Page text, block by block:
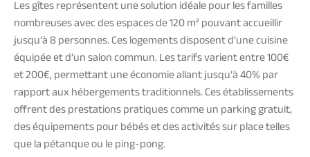
Les gîtes représentent une solution idéale pour les familles
nombreuses avec des espaces de 120 m² pouvant accueillir
jusqu’à 8 personnes. Ces logements disposent d’une cuisine
équipée et d’un salon commun. Les tarifs varient entre 100€
et 200€, permettant une économie allant jusqu’à 40% par
rapport aux hébergements traditionnels. Ces établissements
offrent des prestations pratiques comme un parking gratuit,
des équipements pour bébés et des activités sur place telles
que la pétanque ou le ping-pong.